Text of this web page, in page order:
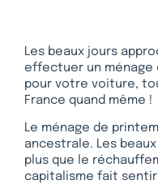
Les beaux jours
effectuer un ménage
pour votre voiture,
France quand même !
Le ménage de
ancestrale. Les
plus que le
capitalisme fait